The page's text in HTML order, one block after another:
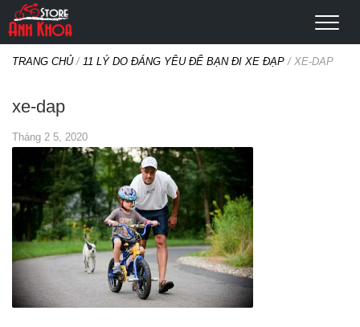
TRANG CHỦ/ 11 LÝ DO ĐÁNG YÊU ĐỂ BẠN ĐI XE ĐẠP / XE-DAP
xe-dap
Tháng 2 5, 2020